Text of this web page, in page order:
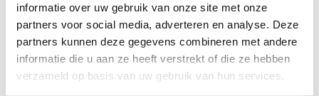
informatie over uw gebruik van onze site met onze
partners voor social media, adverteren en analyse. Deze
partners kunnen deze gegevens combineren met andere
informatie die u aan ze heeft verstrekt of die ze hebben
verzameld op basis van uw gebruik van hun services.
Eric installeert nu warmtewisselaars met een
meetsysteem bij huizen die op stadswarmte